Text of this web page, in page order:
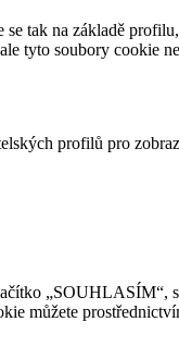
tak na základě
tyto soubory cookie
profilů pro
„SOUHLASÍM“,
můžete